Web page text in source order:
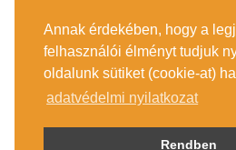
Annak érdekében, hogy a
felhasználói élményt tudjuk
oldalunk sütiket (cookie-at)
adatvédelmi nyilatkozat
Rendben
1088 BUDAPEST,
ÍRJON NEKÜNK!
KÖZÉRDEKŰ